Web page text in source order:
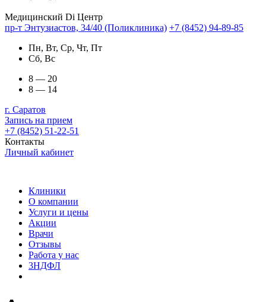
Медицинский Di Центр
пр-т Энтузиастов, 34/40 (Поликлиника) +7 (8452) 94-89-85
Пн, Вт, Ср, Чт, Пт
Сб, Вс
8 — 20
8 — 14
г. Саратов
Запись на прием
+7 (8452) 51-22-51
Контакты
Личный кабинет
Клиники
О компании
Услуги и цены
Акции
Врачи
Отзывы
Работа у нас
3НДФЛ